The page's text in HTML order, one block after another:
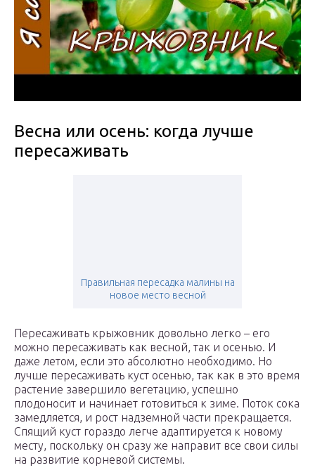
Весна или осень: когда лучше
пересаживать
Правильная пересадка малины на
новое место весной
Пересаживать крыжовник довольно легко – его
можно пересаживать как весной, так и осенью. И
даже летом, если это абсолютно необходимо. Но
лучше пересаживать куст осенью, так как в это время
растение завершило вегетацию, успешно
плодоносит и начинает готовиться к зиме. Поток сока
замедляется, и рост надземной части прекращается.
Спящий куст гораздо легче адаптируется к новому
месту, поскольку он сразу же направит все свои силы
на развитие корневой системы.